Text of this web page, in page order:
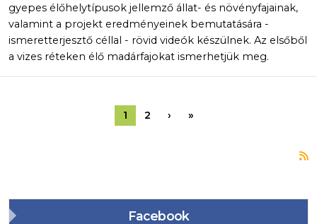
gyepes élőhelytípusok jellemző állat- és növényfajainak,
valamint a projekt eredményeinek bemutatására -
ismeretterjesztő céllal - rövid videók készülnek. Az elsőből
a vizes réteken élő madárfajokat ismerhetjük meg.
1 2 › Következő oldal
»
Facebook